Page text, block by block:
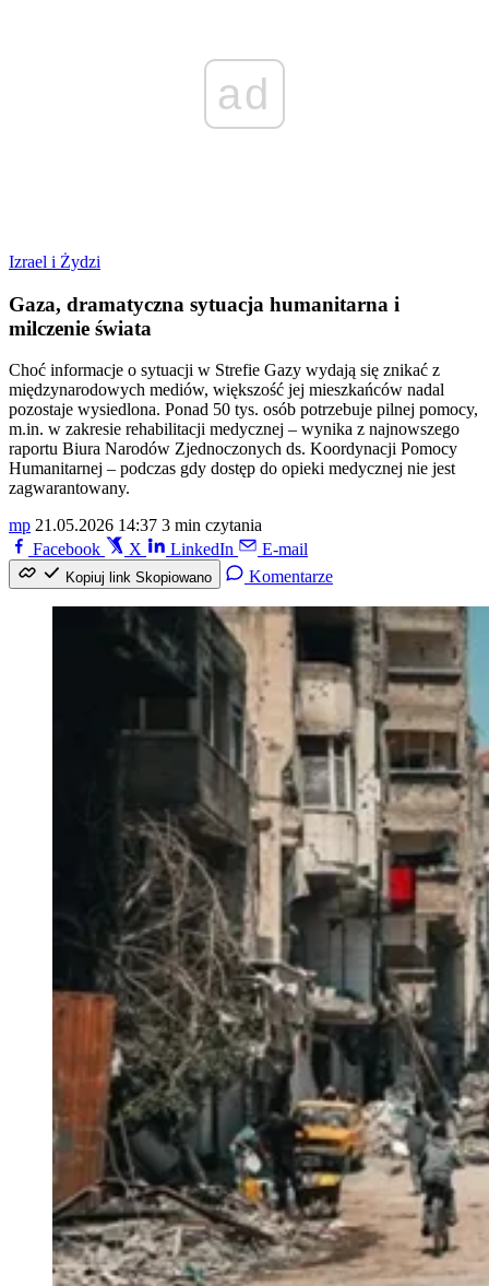
ad
Izrael i Żydzi
Gaza, dramatyczna sytuacja humanitarna i
milczenie świata
Choć informacje o sytuacji w Strefie Gazy wydają się znikać z
międzynarodowych mediów, większość jej mieszkańców nadal
pozostaje wysiedlona. Ponad 50 tys. osób potrzebuje pilnej pomocy,
m.in. w zakresie rehabilitacji medycznej – wynika z najnowszego
raportu Biura Narodów Zjednoczonych ds. Koordynacji Pomocy
Humanitarnej – podczas gdy dostęp do opieki medycznej nie jest
zagwarantowany.
mp 21.05.2026 14:37 3 min czytania
Facebook
X LinkedIn E-mail
Kopiuj link Skopiowano Komentarze